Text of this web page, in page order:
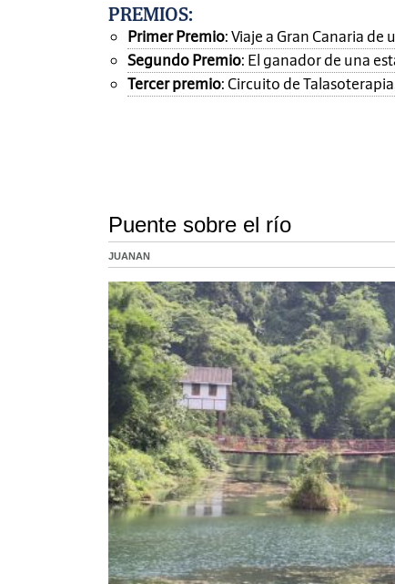
PREMIOS:
Primer Premio: Viaje a Gran Canaria
Segundo Premio: El ganador de una
Tercer premio: Circuito de
Puente sobre el río
JUANAN